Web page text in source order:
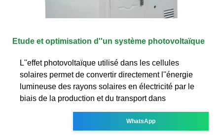
Etude et optimisation d''un système photovoltaïque
L''effet photovoltaïque utilisé dans les cellules
solaires permet de convertir directement l''énergie
lumineuse des rayons solaires en électricité par le
biais de la production et du transport dans
WhatsApp